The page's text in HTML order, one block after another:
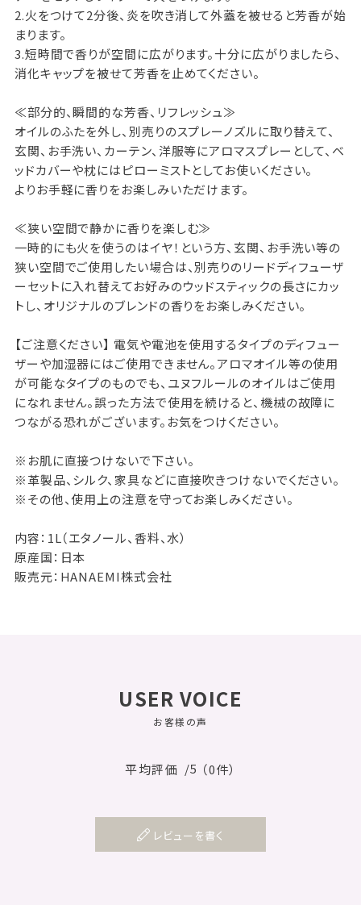
2.火をつけて2分後、炎を吹き消して外蓋を被せると芳香が始
まります。
3.短時間で香りが空間に広がります。十分に広がりましたら、
消化キャップを被せて芳香を止めてください。
≪部分的、瞬間的な芳香、リフレッシュ≫
オイルのふたを外し、別売りのスプレーノズルに取り替えて、
玄関、お手洗い、カーテン、洋服等にアロマスプレーとして、ベ
ッドカバーや枕にはピローミストとしてお使いください。
よりお手軽に香りをお楽しみいただけます。
≪狭い空間で静かに香りを楽しむ≫
一時的にも火を使うのはイヤ！という方、玄関、お手洗い等の
狭い空間でご使用したい場合は、別売りのリードディフューザ
ーセットに入れ替えてお好みのウッドスティックの長さにカッ
トし、オリジナルのブレンドの香りをお楽しみください。
【ご注意ください】 電気や電池を使用するタイプのディフュー
ザーや加湿器にはご使用できません。アロマオイル等の使用
が可能なタイプのものでも、ユヌフルールのオイルはご使用
になれません。誤った方法で使用を続けると、機械の故障に
つながる恐れがございます。お気をつけください。
※お肌に直接つけないで下さい。
※革製品、シルク、家具などに直接吹きつけないでください。
※その他、使用上の注意を守ってお楽しみください。
内容：1L（エタノール、香料、水）
原産国：日本
販売元：HANAEMI株式会社
USER VOICE
お客様の声
平均評価 /5 （0件）
レビューを書く